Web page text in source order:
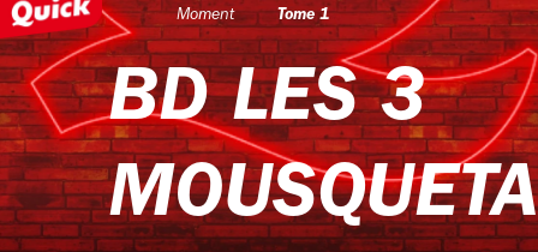
Moment
Tome 1
BD LES 3